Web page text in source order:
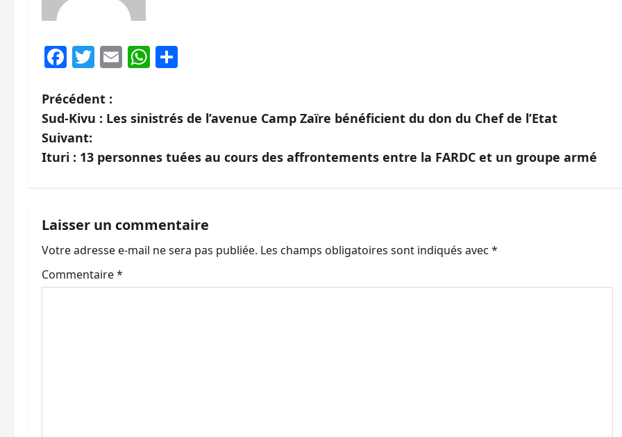
Facebook
Twitter
EmailWhatsApp
N
a
v
g
a
t
Précédent :
Sud-Kivu : Les sinistrés de l’avenue Camp Zaïre bénéficient du don du Chef de l’Etat
Suivant:
Ituri : 13 personnes tuées au cours des affrontements entre la FARDC et un groupe armé
Laisser un commentaire
Votre adresse e-mail ne sera pas publiée. Les champs obligatoires sont indiqués avec *
Commentaire*